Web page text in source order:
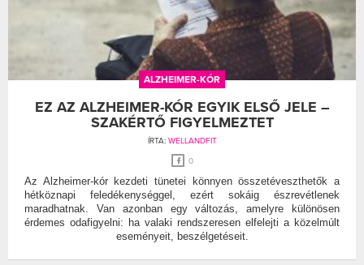
ALZHEIMER-KÓR
EZ AZ ALZHEIMER-KÓR EGYIK ELSŐ JELE –
SZAKÉRTŐ FIGYELMEZTET
ÍRTA: WELLANDFIT
0
Az Alzheimer-kór kezdeti tünetei könnyen összetéveszthetők a
hétköznapi feledékenységgel, ezért sokáig észrevétlenek
maradhatnak. Van azonban egy változás, amelyre különösen
érdemes odafigyelni: ha valaki rendszeresen elfelejti a közelmúlt
eseményeit, beszélgetéseit.